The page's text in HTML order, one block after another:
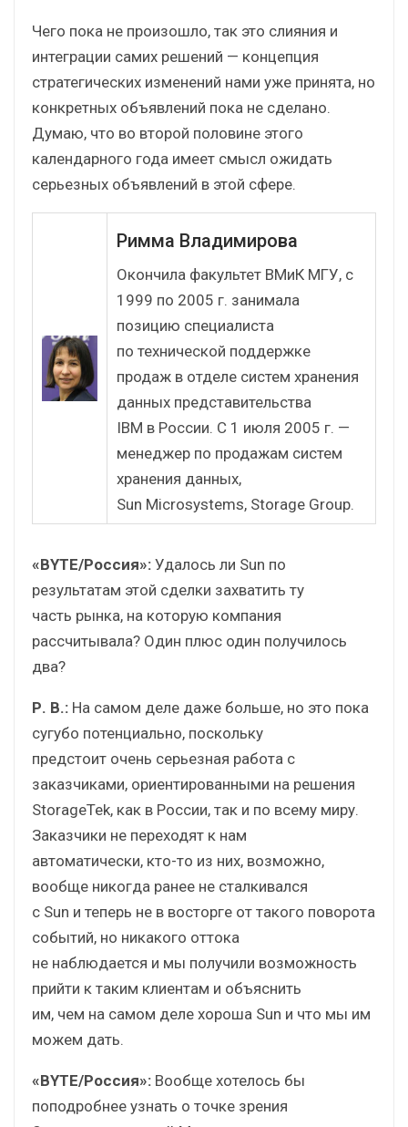
Чего пока не произошло, так это слияния и
интеграции самих решений — концепция
стратегических изменений нами уже принята, но
конкретных объявлений пока не сделано.
Думаю, что во второй половине этого
календарного года имеет смысл ожидать
серьезных объявлений в этой сфере.
Римма Владимирова
Окончила факультет ВМиК МГУ, с
1999 по 2005 г. занимала
позицию специалиста
по технической поддержке
продаж в отделе систем хранения
данных представительства
IBM в России. С 1 июля 2005 г. —
менеджер по продажам систем
хранения данных,
Sun Microsystems, Storage Group.
«BYTE/Россия»: Удалось ли Sun по
результатам этой сделки захватить ту
часть рынка, на которую компания
рассчитывала? Один плюс один получилось
два?
Р. В.: На самом деле даже больше, но это пока
сугубо потенциально, поскольку
предстоит очень серьезная работа с
заказчиками, ориентированными на решения
StorageTek, как в России, так и по всему миру.
Заказчики не переходят к нам
автоматически, кто-то из них, возможно,
вообще никогда ранее не сталкивался
с Sun и теперь не в восторге от такого поворота
событий, но никакого оттока
не наблюдается и мы получили возможность
прийти к таким клиентам и объяснить
им, чем на самом деле хороша Sun и что мы им
можем дать.
«BYTE/Россия»: Вообще хотелось бы
поподробнее узнать о точке зрения